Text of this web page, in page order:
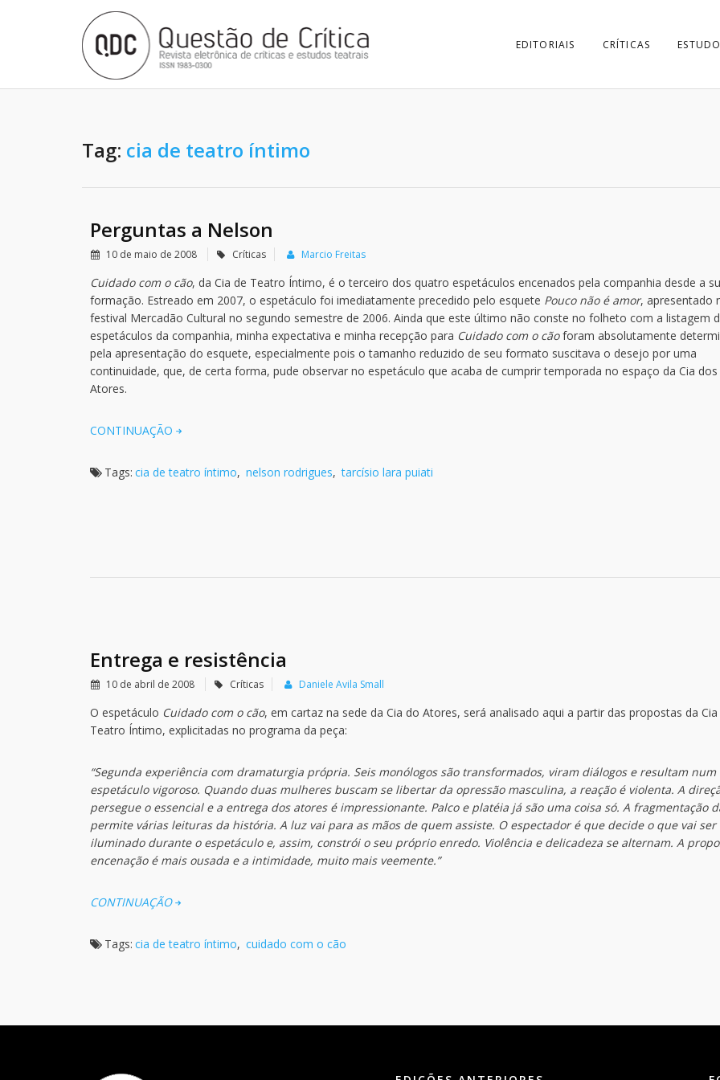
EDITORIAIS CRÍTICAS
Tag: cia de teatro íntimo
Perguntas a Nelson
10 de maio de 2008 Críticas Marcio Freitas
Cuidado com o cão, da Cia de Teatro Íntimo, é o terceiro dos quatro espetáculos encenados pela companhia desde a
formação. Estreado em 2007, o espetáculo foi imediatamente precedido pelo esquete Pouco não é amor, apresentado
festival Mercadão Cultural no segundo semestre de 2006. Ainda que este último não conste no folheto com a listagem
espetáculos da companhia, minha expectativa e minha recepção para Cuidado com o cão foram absolutamente
pela apresentação do esquete, especialmente pois o tamanho reduzido de seu formato suscitava o desejo por uma
continuidade, que, de certa forma, pude observar no espetáculo que acaba de cumprir temporada no espaço da Cia dos
Atores.
CONTINUAÇÃO
Tags: cia de teatro íntimo, nelson rodrigues, tarcísio lara puiati
Entrega e resistência
10 de abril de 2008 Críticas Daniele Avila Small
O espetáculo Cuidado com o cão, em cartaz na sede da Cia do Atores, será analisado aqui a partir das propostas da
Teatro Íntimo, explicitadas no programa da peça:
“Segunda experiência com dramaturgia própria. Seis monólogos são transformados, viram diálogos e resultam num
espetáculo vigoroso. Quando duas mulheres buscam se libertar da opressão masculina, a reação é violenta. A
persegue o essencial e a entrega dos atores é impressionante. Palco e platéia já são uma coisa só. A fragmentação
permite várias leituras da história. A luz vai para as mãos de quem assiste. O espectador é que decide o que vai ser
iluminado durante o espetáculo e, assim, constrói o seu próprio enredo. Violência e delicadeza se alternam. A
encenação é mais ousada e a intimidade, muito mais veemente.”
CONTINUAÇÃO
Tags: cia de teatro íntimo, cuidado com o cão